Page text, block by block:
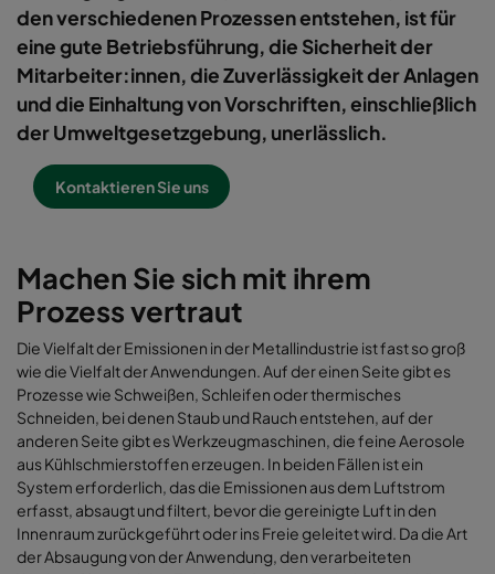
den verschiedenen Prozessen entstehen, ist für
eine gute Betriebsführung, die Sicherheit der
Mitarbeiter:innen, die Zuverlässigkeit der Anlagen
und die Einhaltung von Vorschriften, einschließlich
der Umweltgesetzgebung, unerlässlich.
Kontaktieren Sie uns
Machen Sie sich mit ihrem
Prozess vertraut
Die Vielfalt der Emissionen in der Metallindustrie ist fast so groß
wie die Vielfalt der Anwendungen. Auf der einen Seite gibt es
Prozesse wie Schweißen, Schleifen oder thermisches
Schneiden, bei denen Staub und Rauch entstehen, auf der
anderen Seite gibt es Werkzeugmaschinen, die feine Aerosole
aus Kühlschmierstoffen erzeugen. In beiden Fällen ist ein
System erforderlich, das die Emissionen aus dem Luftstrom
erfasst, absaugt und filtert, bevor die gereinigte Luft in den
Innenraum zurückgeführt oder ins Freie geleitet wird. Da die Art
der Absaugung von der Anwendung, den verarbeiteten